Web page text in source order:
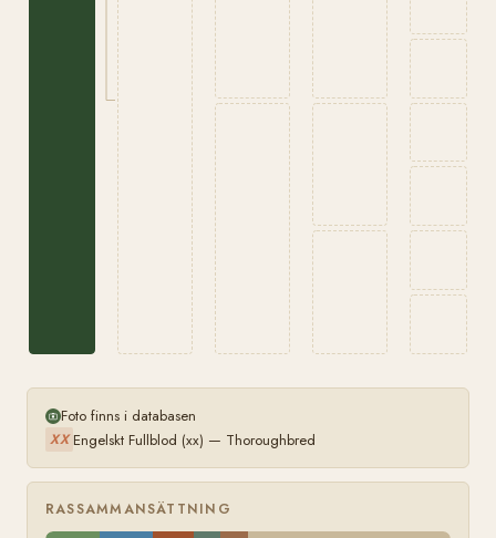
Foto finns i databasen
XX Engelskt Fullblod (xx) — Thoroughbred
RASSAMMANSÄTTNING